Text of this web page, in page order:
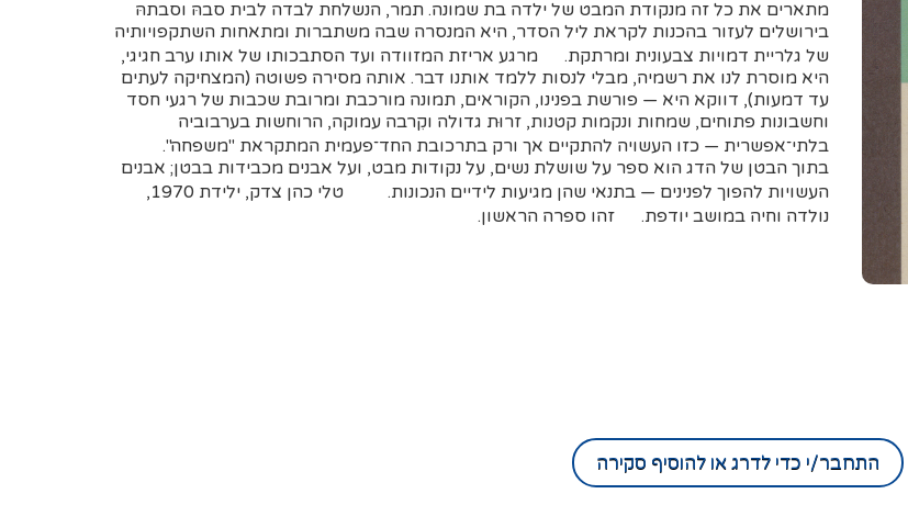
מתארים את כל זה מנקודת המבט של ילדה בת שמונה. תמר, הנשלחת לבדה לבית סבהּ וסבתהּ
בירושלים לעזור בהכנות לקראת ליל הסדר, היא המנסרה שבה משתברות ומתאחות השתקפויותיה
של גלריית דמויות צבעונית ומרתקת. מרגע אריזת המזוודה ועד הסתבכותו של אותו ערב חגיגי,
היא מוסרת לנו את רשמיה, מבלי לנסות ללמד אותנו דבר. אותה מסירה פשוטה (המצחיקה לעתים
עד דמעות), דווקא היא — פורשת בפנינו, הקוראים, תמונה מורכבת ומרובת שכבות של רגעי חסד
וחשבונות פתוחים, שמחות ונקמות קטנות, זרוּת גדולה וקִרבה עמוקה, הרוחשות בערבוביה
בלתי־אפשרית — כזו העשויה להתקיים אך ורק בתרכובת החד־פעמית המתקראת "משפחה".
בתוך הבטן של הדג הוא ספר על שושלת נשים, על נקודות מבט, ועל אבנים מכבידות בבטן; אבנים
העשויות להפוך לפנינים — בתנאי שהן מגיעות לידיים הנכונות. טלי כהן צדק, ילידת 1970,
נולדה וחיה במושב יודפת. זהו ספרה הראשון.
התחבר/י כדי לדרג או להוסיף סקירה